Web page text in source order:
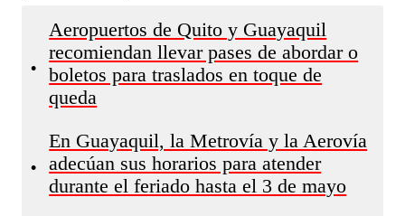
•
Aeropuertos de Quito y Guayaquil
recomiendan llevar pases de abordar o
boletos para traslados en toque de
queda
•
En Guayaquil, la Metrovía y la Aerovía
adecúan sus horarios para atender
durante el feriado hasta el 3 de mayo